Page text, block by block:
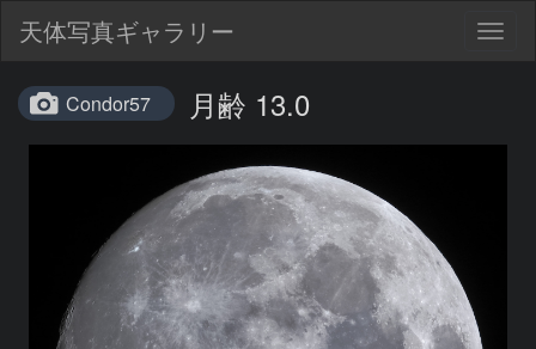
天体写真ギャラリー
Condor57 月齢 13.0